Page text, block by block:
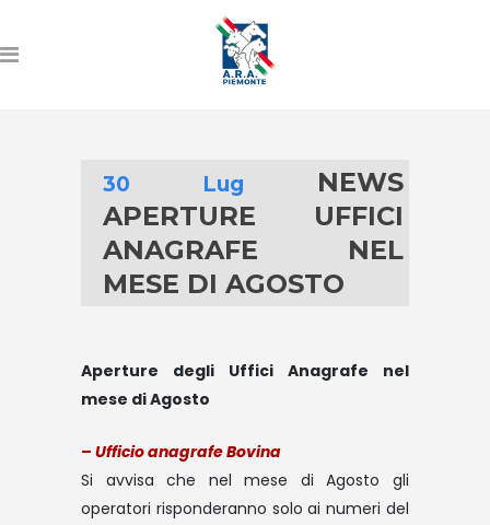
30 Lug
NEWS
APERTURE UFFICI
ANAGRAFE NEL
MESE DI AGOSTO
Aperture degli Uffici Anagrafe nel
mese di Agosto
– Ufficio anagrafe Bovina
Si avvisa che nel mese di Agosto gli
operatori risponderanno solo ai numeri del